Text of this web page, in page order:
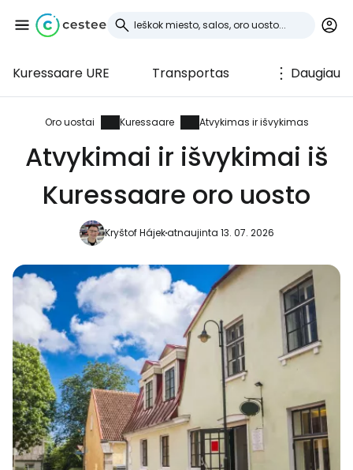
Kuressaare URE Transportas Daugiau
Oro uostai Kuressaare Atvykimas ir išvykimas
Atvykimai ir išvykimai iš
Kuressaare oro uosto
Kryštof Hájekatnaujinta 13. 07. 2026
Prisijunkite prie
Cestee
... pasaulinė kelionių bendruomenė
Tęsti su Facebook
Tęsti el. paštu